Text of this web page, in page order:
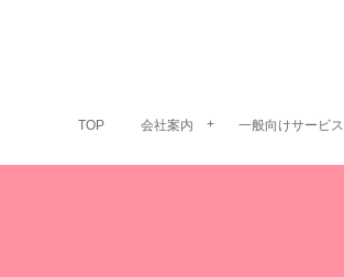
TOP 会社案内 一般向けサービス